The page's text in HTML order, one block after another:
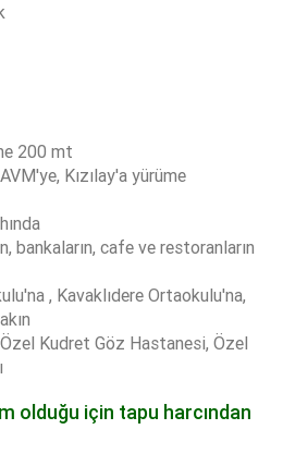
200 mt
Kızılay'a yürüme
bankaların, cafe ve restoranların
, Kavaklıdere Ortaokulu'na,
Kudret Göz Hastanesi, Özel
olduğu için tapu harcından